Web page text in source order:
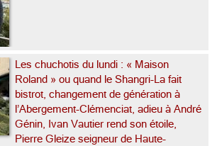
Les chuchotis du lundi : « Maison
Roland » ou quand le Shangri-La fait
bistrot, changement de génération à
l’Abergement-Clémenciat, adieu à André
Génin, Ivan Vautier rend son étoile,
Pierre Gleize seigneur de Haute-